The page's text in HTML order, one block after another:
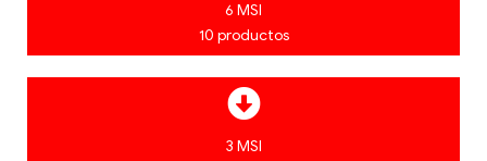
6 MSI
10 productos
3 MSI